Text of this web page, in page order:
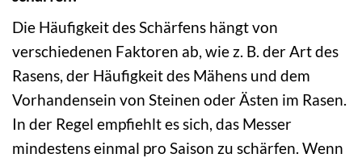
Die Häufigkeit des Schärfens hängt von
verschiedenen Faktoren ab, wie z. B. der Art des
Rasens, der Häufigkeit des Mähens und dem
Vorhandensein von Steinen oder Ästen im Rasen.
In der Regel empfiehlt es sich, das Messer
mindestens einmal pro Saison zu schärfen. Wenn